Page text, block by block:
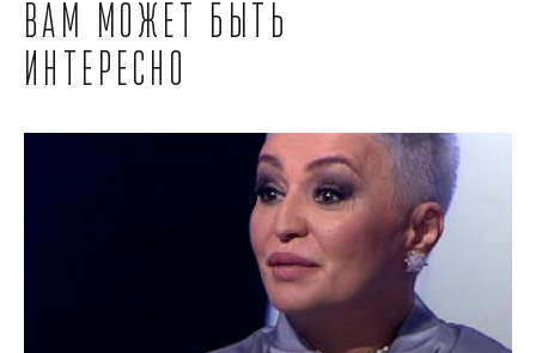
Вам может быть
интересно